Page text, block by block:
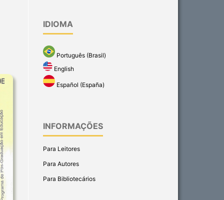
IDIOMA
Português (Brasil)
English
Español (España)
INFORMAÇÕES
Para Leitores
Para Autores
Para Bibliotecários